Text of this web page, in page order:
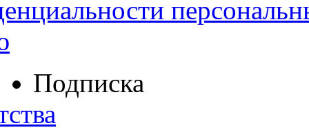
Подписка